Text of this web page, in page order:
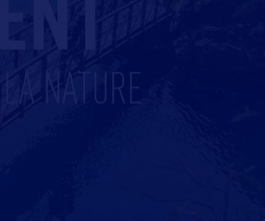
NATURE